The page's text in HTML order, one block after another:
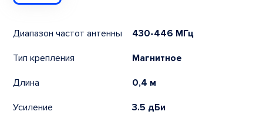
Диапазон частот антенны 430-446 МГц
Тип крепления Магнитное
Длина 0,4 м
Усиление 3.5 дБи